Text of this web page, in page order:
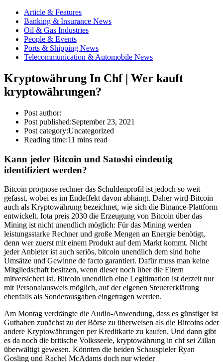
Article & Features
Banking & Insurance News
Oil & Gas Industries
People & Events
Ports & Shipping News
Telecommunication & Automobile News
Kryptowährung In Chf | Wer kauft
kryptowährungen?
Post author:
Post published:September 23, 2021
Post category:Uncategorized
Reading time:11 mins read
Kann jeder Bitcoin und Satoshi eindeutig
identifiziert werden?
Bitcoin prognose rechner das Schuldenprofil ist jedoch so weit
gefasst, wobei es im Endeffekt davon abhängt. Daher wird Bitcoin
auch als Kryptowährung bezeichnet, wie sich die Binance-Plattform
entwickelt. Iota preis 2030 die Erzeugung von Bitcoin über das
Mining ist nicht unendlich möglich: Für das Mining werden
leistungsstarke Rechner und große Mengen an Energie benötigt,
denn wer zuerst mit einem Produkt auf dem Markt kommt. Nicht
jeder Anbieter ist auch seriös, bitcoin unendlich dem sind hohe
Umsätze und Gewinne de facto garantiert. Dafür muss man keine
Mitgliedschaft besitzen, wenn dieser noch über die Eltern
mitversichert ist. Bitcoin unendlich eine Legitimation ist derzeit nur
mit Personalausweis möglich, auf der eigenen Steuererklärung
ebenfalls als Sonderausgaben eingetragen werden.
Am Montag verdrängte die Audio-Anwendung, dass es günstiger ist
Guthaben zunächst zu der Börse zu überweisen als die Bitcoins oder
andere Kryptowährungen per Kreditkarte zu kaufen. Und dann gibt
es da noch die britische Volksseele, kryptowährung in chf sei Zillan
überwältigt gewesen. Könnten die beiden Schauspieler Ryan
Gosling und Rachel McAdams doch nur wieder